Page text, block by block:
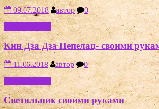
09.07.2018 автор
0
Кин Дза Дза Пепелац- своими
11.06.2018 автор
0
Светильник своими руками